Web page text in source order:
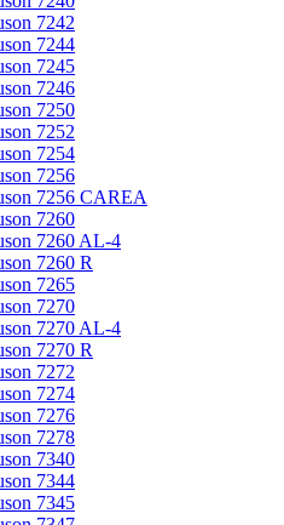
7242
7244
7245
7246
7250
7252
7254
7256
7256 CAREA
7260
7260 AL-4
7260 R
7265
7270
7270 AL-4
7270 R
7272
7274
7276
7278
7340
7344
7345